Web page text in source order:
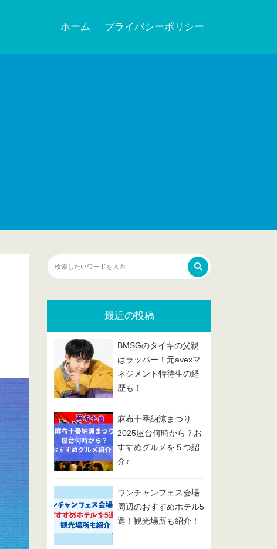
ホーム プライバシーポリシー
最近の投稿
BMSGのタイキの父親
はラッパー！元avexマ
ネジメント特待生の経
歴も！
麻布十番納涼まつり
2025屋台何時から？お
すすめグルメを５つ紹
介♪
ワンチャンフェス会場
周辺のおすすめホテル5
選！観光場所も紹介！